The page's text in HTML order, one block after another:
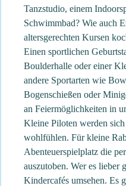
Tanzstudio, einem
Schwimmbad? Wie auch
altersgerechten Kursen
Einen sportlichen
Boulderhalle oder einer
andere Sportarten wie
Bogenschießen oder
an Feiermöglichkeiten in
Kleine Piloten werden
wohlfühlen. Für kleine
Abenteuerspielplatz die
auszutoben. Wer es lieber
Kindercafés umsehen. Es